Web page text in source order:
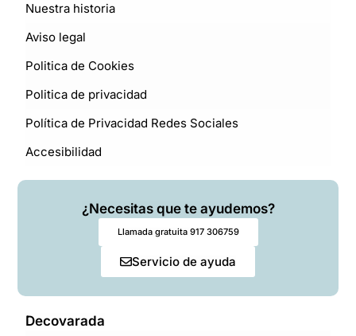
Nuestra historia
Aviso legal
Politica de Cookies
Politica de privacidad
Política de Privacidad Redes Sociales
Accesibilidad
¿Necesitas que te ayudemos?
Llamada gratuita 917 306759
Servicio de ayuda
Decovarada